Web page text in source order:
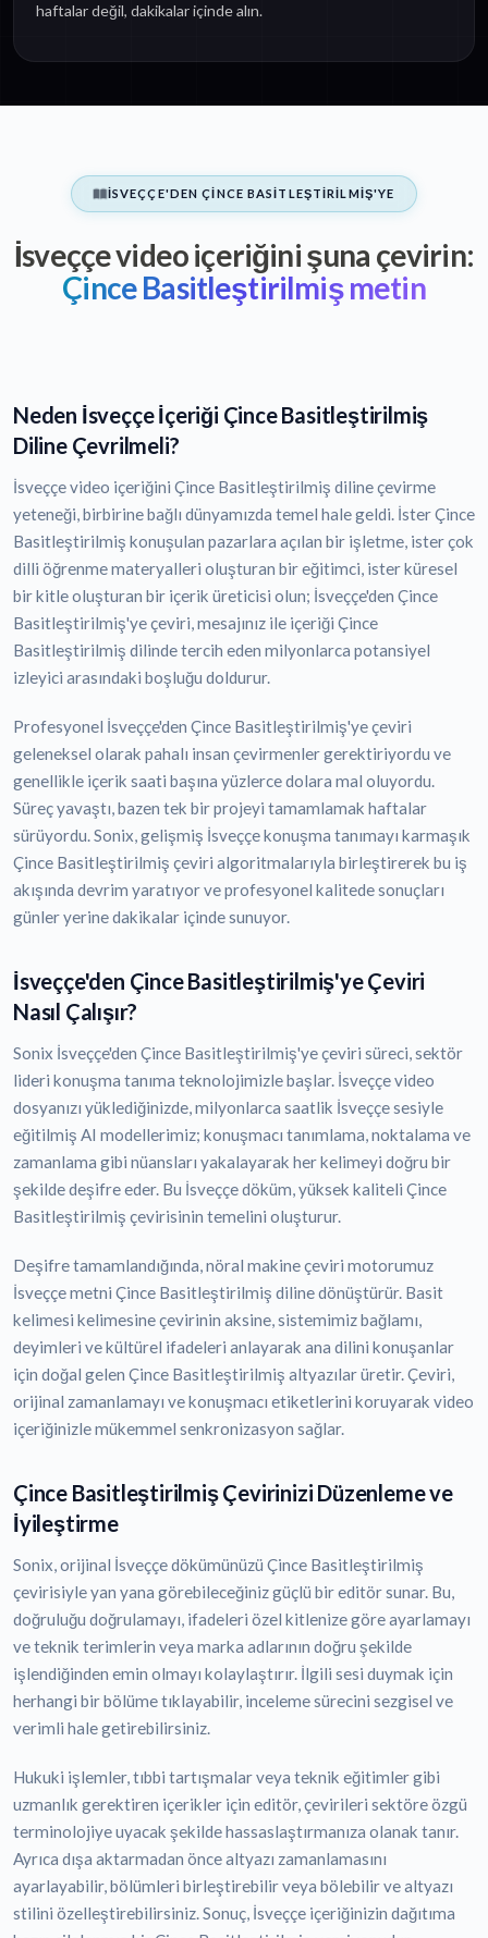
haftalar değil, dakikalar içinde alın.
İSVEÇÇE'DEN ÇINCE BASITLEŞTIRILMIŞ'YE
İsveççe video içeriğini şuna çevirin:
Çince Basitleştirilmiş metin
Neden İsveççe İçeriği Çince Basitleştirilmiş
Diline Çevrilmeli?
İsveççe video içeriğini Çince Basitleştirilmiş diline çevirme
yeteneği, birbirine bağlı dünyamızda temel hale geldi. İster Çince
Basitleştirilmiş konuşulan pazarlara açılan bir işletme, ister çok
dilli öğrenme materyalleri oluşturan bir eğitimci, ister küresel
bir kitle oluşturan bir içerik üreticisi olun; İsveççe'den Çince
Basitleştirilmiş'ye çeviri, mesajınız ile içeriği Çince
Basitleştirilmiş dilinde tercih eden milyonlarca potansiyel
izleyici arasındaki boşluğu doldurur.
Profesyonel İsveççe'den Çince Basitleştirilmiş'ye çeviri
geleneksel olarak pahalı insan çevirmenler gerektiriyordu ve
genellikle içerik saati başına yüzlerce dolara mal oluyordu.
Süreç yavaştı, bazen tek bir projeyi tamamlamak haftalar
sürüyordu. Sonix, gelişmiş İsveççe konuşma tanımayı karmaşık
Çince Basitleştirilmiş çeviri algoritmalarıyla birleştirerek bu iş
akışında devrim yaratıyor ve profesyonel kalitede sonuçları
günler yerine dakikalar içinde sunuyor.
İsveççe'den Çince Basitleştirilmiş'ye Çeviri
Nasıl Çalışır?
Sonix İsveççe'den Çince Basitleştirilmiş'ye çeviri süreci, sektör
lideri konuşma tanıma teknolojimizle başlar. İsveççe video
dosyanızı yüklediğinizde, milyonlarca saatlik İsveççe sesiyle
eğitilmiş AI modellerimiz; konuşmacı tanımlama, noktalama ve
zamanlama gibi nüansları yakalayarak her kelimeyi doğru bir
şekilde deşifre eder. Bu İsveççe döküm, yüksek kaliteli Çince
Basitleştirilmiş çevirisinin temelini oluşturur.
Deşifre tamamlandığında, nöral makine çeviri motorumuz
İsveççe metni Çince Basitleştirilmiş diline dönüştürür. Basit
kelimesi kelimesine çevirinin aksine, sistemimiz bağlamı,
deyimleri ve kültürel ifadeleri anlayarak ana dilini konuşanlar
için doğal gelen Çince Basitleştirilmiş altyazılar üretir. Çeviri,
orijinal zamanlamayı ve konuşmacı etiketlerini koruyarak video
içeriğinizle mükemmel senkronizasyon sağlar.
Çince Basitleştirilmiş Çevirinizi Düzenleme ve
İyileştirme
Sonix, orijinal İsveççe dökümünüzü Çince Basitleştirilmiş
çevirisiyle yan yana görebileceğiniz güçlü bir editör sunar. Bu,
doğruluğu doğrulamayı, ifadeleri özel kitlenize göre ayarlamayı
ve teknik terimlerin veya marka adlarının doğru şekilde
işlendiğinden emin olmayı kolaylaştırır. İlgili sesi duymak için
herhangi bir bölüme tıklayabilir, inceleme sürecini sezgisel ve
verimli hale getirebilirsiniz.
Hukuki işlemler, tıbbi tartışmalar veya teknik eğitimler gibi
uzmanlık gerektiren içerikler için editör, çevirileri sektöre özgü
terminolojiye uyacak şekilde hassaslaştırmanıza olanak tanır.
Ayrıca dışa aktarmadan önce altyazı zamanlamasını
ayarlayabilir, bölümleri birleştirebilir veya bölebilir ve altyazı
stilini özelleştirebilirsiniz. Sonuç, İsveççe içeriğinizin dağıtıma